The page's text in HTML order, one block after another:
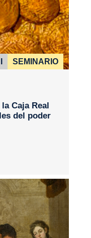
SEMINARIO
Caja Real
del poder